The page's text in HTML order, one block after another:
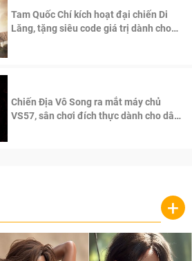
Tam Quốc Chí kích hoạt đại chiến Di
Lăng, tặng siêu code giá trị dành cho
Chiến Địa Vô Song ra mắt máy chủ
VS57, sân chơi đích thực dành cho dân
+